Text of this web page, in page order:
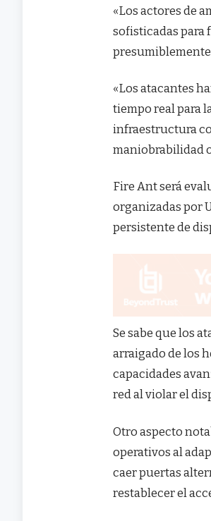
«Los actores de
sofisticadas para
«Los atacantes
tiempo real para
infraestructura
maniobrabilidad
Fire Ant será
organizadas por
persistente de
Se sabe que los
arraigado de los
capacidades
red al violar el
Otro aspecto
operativos al
caer puertas
restablecer el